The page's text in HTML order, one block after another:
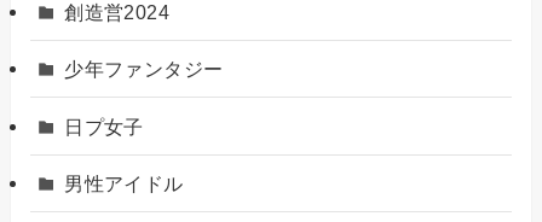
創造営2024
少年ファンタジー
日プ女子
男性アイドル